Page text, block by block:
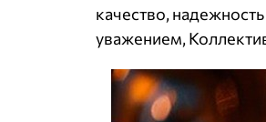
качество,
уважением,